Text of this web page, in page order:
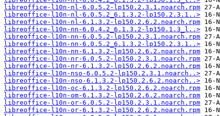
libreoffice-l10n-nl-6.0.5.2-lp150.2.3.1.noarch.rpm
libreoffice-l10n-nl-6.0.5.2_6.1.3.2-lp150.2.3.1..>
libreoffice-l10n-nl-6.1.3.2-lp150.2.6.2.noarch.rpm
libreoffice-l10n-nn-6.0.4.2_6.1.3.2-lp150.1.3_l..>
libreoffice-l10n-nn-6.0.5.2-lp150.2.3.1.noarch.rpm
libreoffice-l10n-nn-6.0.5.2_6.1.3.2-lp150.2.3.1..>
libreoffice-l10n-nn-6.1.3.2-lp150.2.6.2.noarch.rpm
libreoffice-l10n-nr-6.0.5.2-lp150.2.3.1.noarch.rpm
libreoffice-l10n-nr-6.1.3.2-lp150.2.6.2.noarch.rpm
libreoffice-l10n-nso-6.0.5.2-lp150.2.3.1.noarch..>
libreoffice-l10n-nso-6.1.3.2-lp150.2.6.2.noarch..>
libreoffice-l10n-oc-6.1.3.2-lp150.2.6.2.noarch.rpm
libreoffice-l10n-om-6.1.3.2-lp150.2.6.2.noarch.rpm
libreoffice-l10n-or-6.0.5.2-lp150.2.3.1.noarch.rpm
libreoffice-l10n-or-6.1.3.2-lp150.2.6.2.noarch.rpm